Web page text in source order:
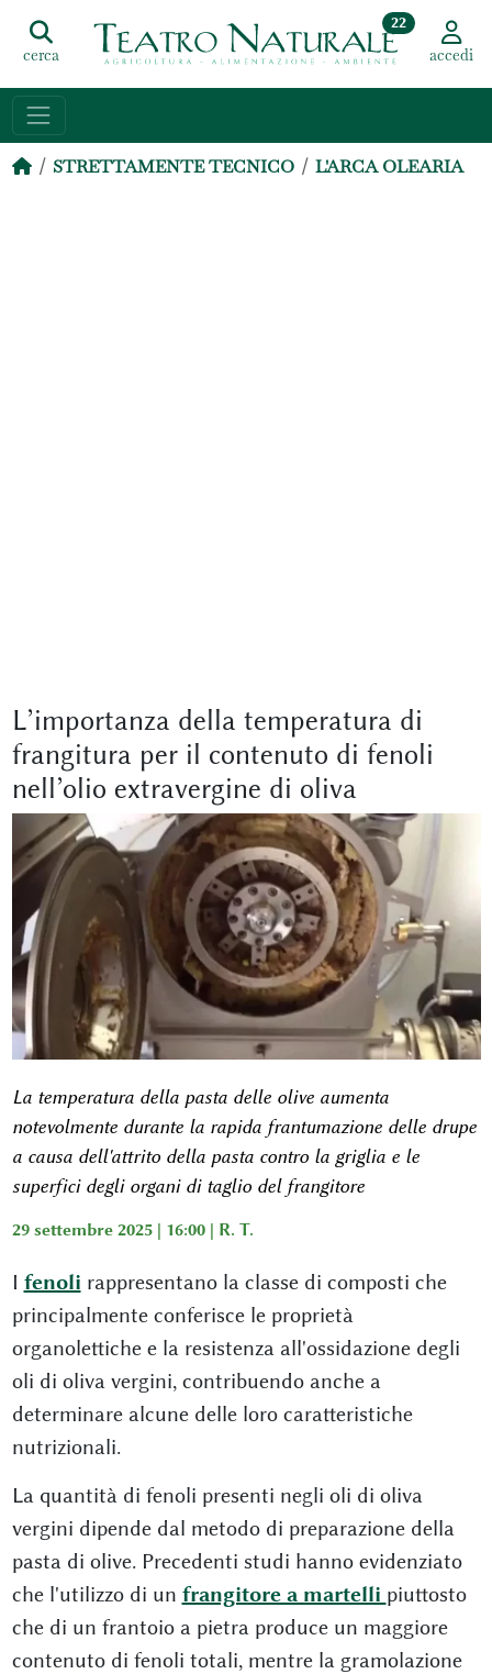
cerca
22
accedi
STRETTAMENTE TECNICO L'ARCA OLEARIA
L’importanza della temperatura di
frangitura per il contenuto di fenoli
nell’olio extravergine di oliva
La temperatura della pasta delle olive aumenta
notevolmente durante la rapida frantumazione delle drupe
a causa dell'attrito della pasta contro la griglia e le
superfici degli organi di taglio del frangitore
29 settembre 2025 | 16:00 | R. T.
I fenoli rappresentano la classe di composti che
principalmente conferisce le proprietà
organolettiche e la resistenza all'ossidazione degli
oli di oliva vergini, contribuendo anche a
determinare alcune delle loro caratteristiche
nutrizionali.
La quantità di fenoli presenti negli oli di oliva
vergini dipende dal metodo di preparazione della
pasta di olive. Precedenti studi hanno evidenziato
che l'utilizzo di un frangitore a martelli piuttosto
che di un frantoio a pietra produce un maggiore
contenuto di fenoli totali, mentre la gramolazione